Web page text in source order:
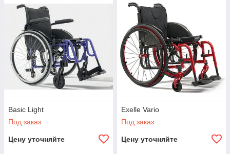
Basic Light
Под заказ
Цену уточняйте
Exelle Vario
Под заказ
Цену уточняйте